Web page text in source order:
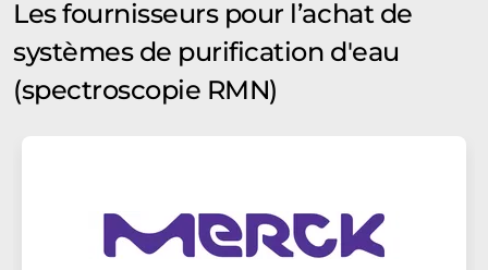
Les fournisseurs pour l’achat de
systèmes de purification d'eau
(spectroscopie RMN)